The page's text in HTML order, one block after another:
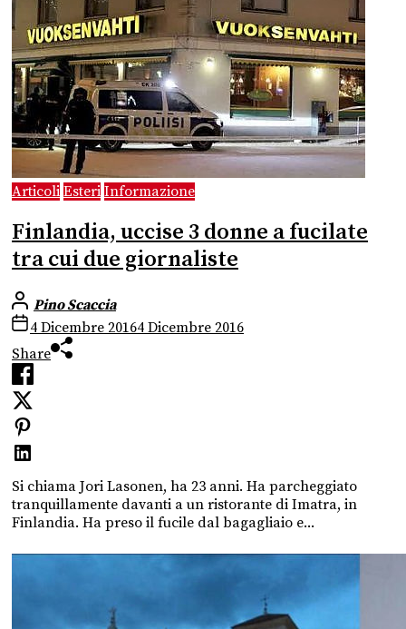
Articoli Esteri Informazione
Finlandia, uccise 3 donne a fucilate
tra cui due giornaliste
Pino Scaccia
4 Dicembre 20164 Dicembre 2016
Share
Si chiama Jori Lasonen, ha 23 anni. Ha parcheggiato
tranquillamente davanti a un ristorante di Imatra, in
Finlandia. Ha preso il fucile dal bagagliaio e...